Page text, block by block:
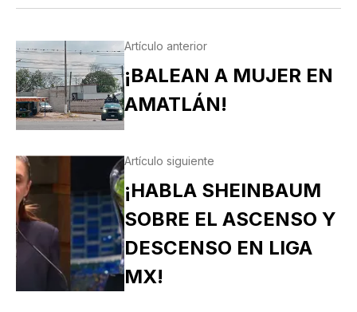
Artículo anterior
¡BALEAN A MUJER EN
AMATLÁN!
Artículo siguiente
¡HABLA SHEINBAUM
SOBRE EL ASCENSO Y
DESCENSO EN LIGA
MX!